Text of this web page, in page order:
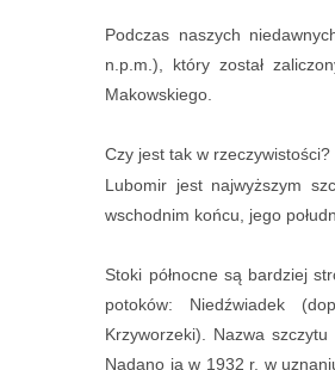
Podczas naszych
n.p.m.), który został
Makowskiego.
Czy jest tak w
Lubomir jest najwyższym
wschodnim końcu, jego
Stoki północne są bardziej
potoków: Niedźwiadek
Krzyworzeki). Nazwa
Nadano ją w 1932 r. w